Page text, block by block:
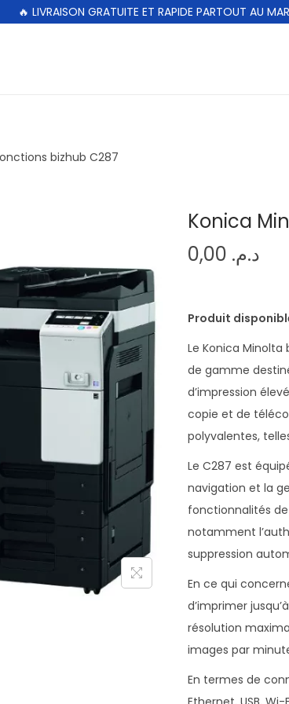
🔥 LIVRAISON GRATUITE ET RAPIDE PARTOUT AU
bizhub C287
Konica
د.م.
Produit
Le Konica
de gamme
d’impression
copie et de
polyvalentes,
Le C287 est
navigation et la
fonctionnalités
notamment
suppression
En ce qui
d’imprimer
résolution
images par
En termes de